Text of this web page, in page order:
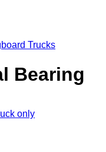
Trucks
Bearing